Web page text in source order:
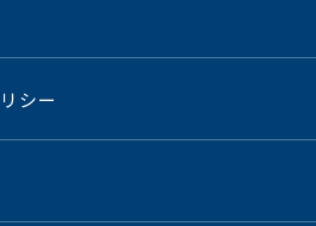
シー